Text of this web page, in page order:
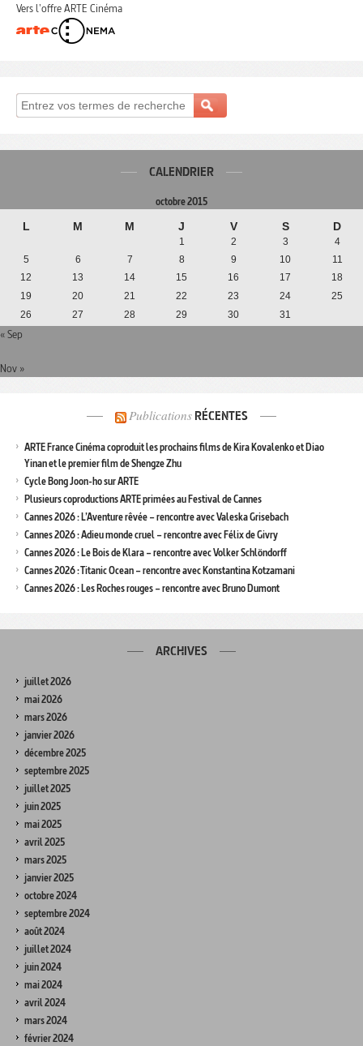
Vers l'offre ARTE Cinéma
CALENDRIER
octobre 2015
L M M J V S D
1 2 3
4
5
6 7 8 9 10
11
12
13 14 15 16 17
18
19
20 21 22 23 24
25
26
27 28 29 30 31
« Sep
Nov »
Publications RÉCENTES
ARTE France Cinéma coproduit les prochains films de Kira Kovalenko et Diao
Yinan et le premier film de Shengze Zhu
Cycle Bong Joon-ho sur ARTE
Plusieurs coproductions ARTE primées au Festival de Cannes
Cannes 2026 : L’Aventure rêvée – rencontre avec Valeska Grisebach
Cannes 2026 : Adieu monde cruel – rencontre avec Félix de Givry
Cannes 2026 : Le Bois de Klara – rencontre avec Volker Schlöndorff
Cannes 2026 : Titanic Ocean – rencontre avec Konstantina Kotzamani
Cannes 2026 : Les Roches rouges – rencontre avec Bruno Dumont
ARCHIVES
juillet 2026
mai 2026
mars 2026
janvier 2026
décembre 2025
septembre 2025
juillet 2025
juin 2025
mai 2025
avril 2025
mars 2025
janvier 2025
octobre 2024
septembre 2024
août 2024
juillet 2024
juin 2024
mai 2024
avril 2024
mars 2024
février 2024